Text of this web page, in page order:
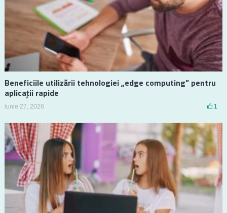
Beneficiile utilizării tehnologiei „edge computing” pentru
aplicații rapide
iunie 27, 2026 1